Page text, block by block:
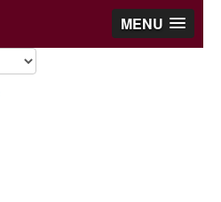
MENU